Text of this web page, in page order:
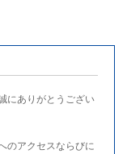
にありがとうござい
のアクセスならびに